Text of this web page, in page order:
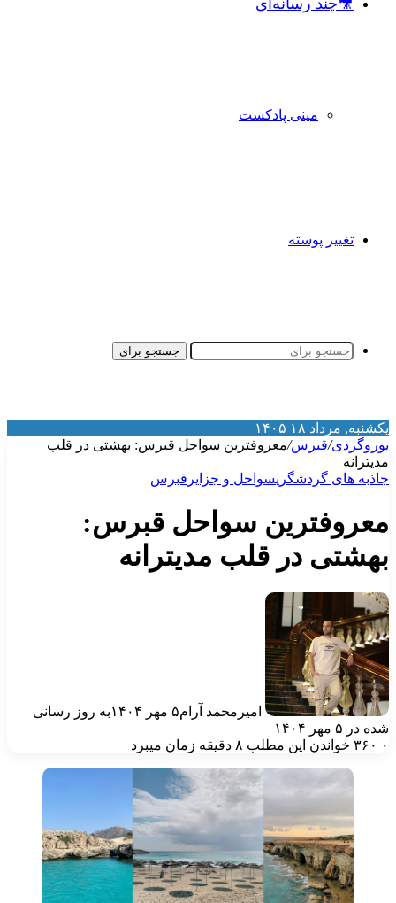
🎥چند رسانه‌ای
مینی پادکست
تغییر پوسته
جستجو برای
مرداد ۱۸ ۱۴۰۵
/قبرس /معروفترین سواحل قبرس: بهشتی در قلب
های گردشگریسواحل و جزایر قبرس
سواحل قبرس:
در قلب مدیترانه
امیرمحمد آرام ۵ مهر ۱۴۰۴
به روز رسانی
۵ مهر ۱۴۰۴
خواندن این مطلب ۸ دقیقه زمان میبرد